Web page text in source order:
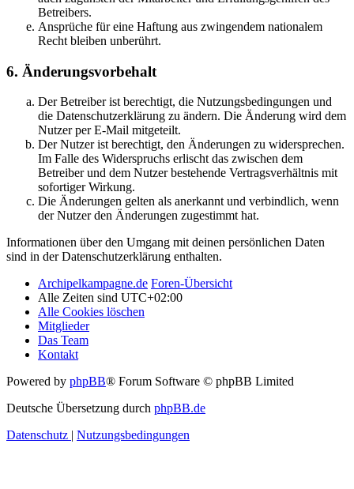
Betreibers.
Ansprüche für eine Haftung aus zwingendem nationalem
Recht bleiben unberührt.
6. Änderungsvorbehalt
Der Betreiber ist berechtigt, die Nutzungsbedingungen und
die Datenschutzerklärung zu ändern. Die Änderung wird dem
Nutzer per E-Mail mitgeteilt.
Der Nutzer ist berechtigt, den Änderungen zu widersprechen.
Im Falle des Widerspruchs erlischt das zwischen dem
Betreiber und dem Nutzer bestehende Vertragsverhältnis mit
sofortiger Wirkung.
Die Änderungen gelten als anerkannt und verbindlich, wenn
der Nutzer den Änderungen zugestimmt hat.
Informationen über den Umgang mit deinen persönlichen Daten
sind in der Datenschutzerklärung enthalten.
Archipelkampagne.de Foren-Übersicht
Alle Zeiten sind UTC+02:00
Alle Cookies löschen
Mitglieder
Das Team
Kontakt
Powered by phpBB® Forum Software © phpBB Limited
Deutsche Übersetzung durch phpBB.de
Datenschutz | Nutzungsbedingungen